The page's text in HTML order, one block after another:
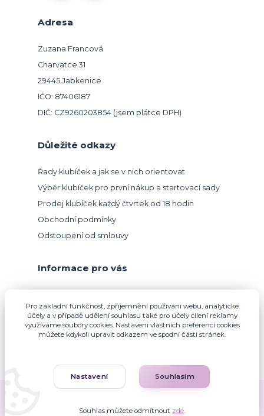
Adresa
Zuzana Francová
Charvatce 31
29445 Jabkenice
IČO: 87406187
DIČ: CZ9260203854 (jsem plátce DPH)
Důležité odkazy
Řady klubíček a jak se v nich orientovat
Výběr klubíček pro první nákup a startovací sady
Prodej klubíček každý čtvrtek od 18 hodin
Obchodní podmínky
Odstoupení od smlouvy
Informace pro vás
Pro základní funkčnost, zpříjemnění používání webu, analytické
účely a v případě udělení souhlasu také pro účely cílení reklamy
využíváme soubory cookies. Nastavení vlastních preferencí cookies
můžete kdykoli upravit odkazem ve spodní části stránek.
Nastavení Souhlasím
Souhlas můžete odmítnout zde.